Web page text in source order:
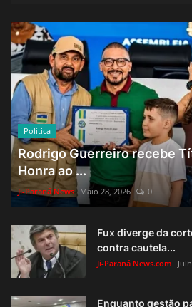
Política
Rodrigo Guerreiro recebe
Honra ao ...
Ji-Paraná News Maio 28, 2026 0
Fux diverge da
contra cautela...
Ji-Paraná News.com
Enquanto gestão